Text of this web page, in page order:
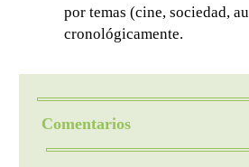
por temas (cine, sociedad,
cronológicamente.
Comentarios